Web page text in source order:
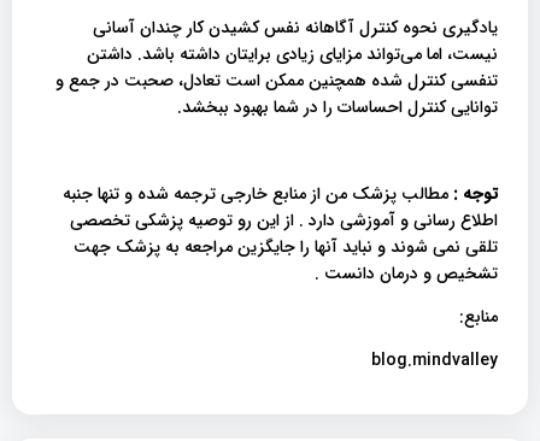
یادگیری نحوه کنترل آگاهانه نفس کشیدن کار چندان آسانی
نیست، اما می‌تواند مزایای زیادی برایتان داشته باشد. داشتن
تنفسی کنترل شده همچنین ممکن است تعادل، صحبت در جمع و
توانایی کنترل احساسات را در شما بهبود ببخشد.
توجه : مطالب پزشک من از منابع خارجی ترجمه شده و تنها جنبه
اطلاع رسانی و آموزشی دارد . از این رو توصیه پزشکی تخصصی
تلقی نمی شوند و نباید آنها را جایگزین مراجعه به پزشک جهت
تشخیص و درمان دانست .
منابع:
blog.mindvalley